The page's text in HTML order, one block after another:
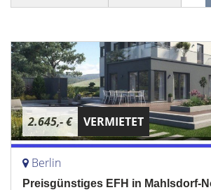
2.645,- € VERMIETET
Berlin
Preisgünstiges EFH in Mahlsdorf-